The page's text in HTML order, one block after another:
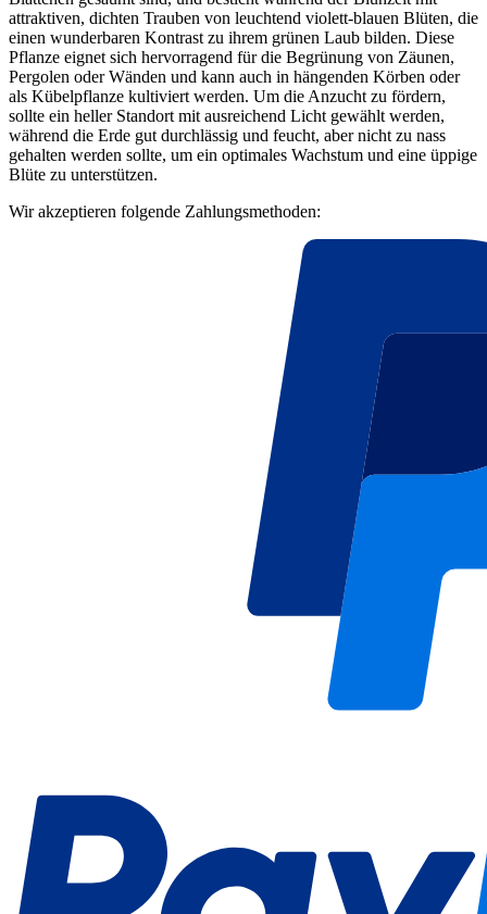
attraktiven, dichten Trauben von leuchtend violett-blauen Blüten, die
einen wunderbaren Kontrast zu ihrem grünen Laub bilden. Diese
Pflanze eignet sich hervorragend für die Begrünung von Zäunen,
Pergolen oder Wänden und kann auch in hängenden Körben oder
als Kübelpflanze kultiviert werden. Um die Anzucht zu fördern,
sollte ein heller Standort mit ausreichend Licht gewählt werden,
während die Erde gut durchlässig und feucht, aber nicht zu nass
gehalten werden sollte, um ein optimales Wachstum und eine üppige
Blüte zu unterstützen.
Wir akzeptieren folgende Zahlungsmethoden: